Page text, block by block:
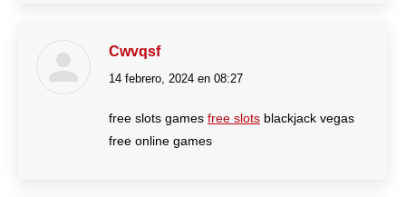
Cwvqsf
dice:
14 febrero, 2024 en 08:27
free slots games free slots blackjack vegas
free online games